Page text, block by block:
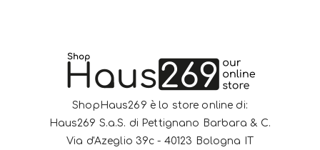
ShopHaus269 è lo store online di:
Haus269 S.a.S. di Pettignano Barbara & C.
Via d'Azeglio 39c - 40123 Bologna IT